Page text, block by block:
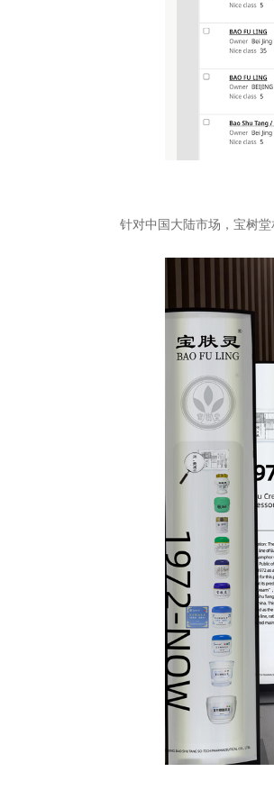
针对中国大陆市场，宝树堂